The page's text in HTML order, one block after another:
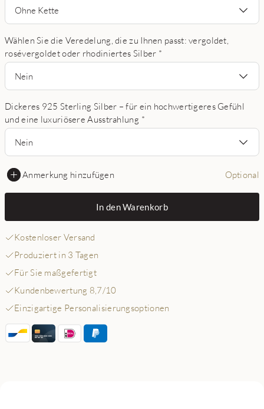
Ohne Kette
Wählen Sie die Veredelung, die zu Ihnen passt: vergoldet,
rosévergoldet oder rhodiniertes Silber *
Nein
Dickeres 925 Sterling Silber – für ein hochwertigeres Gefühl
und eine luxuriösere Ausstrahlung *
Nein
Anmerkung hinzufügen Optional
In den Warenkorb
Kostenloser Versand
Produziert in 3 Tagen
Für Sie maßgefertigt
Kundenbewertung 8,7/10
Einzigartige Personalisierungsoptionen